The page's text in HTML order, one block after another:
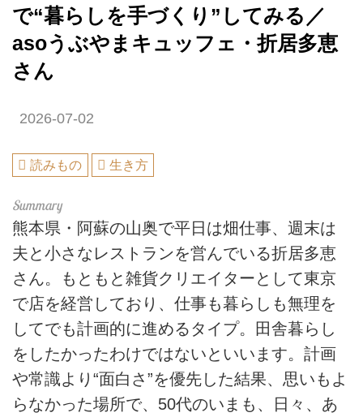
で“暮らしを手づくり”してみる／
asoうぶやまキュッフェ・折居多恵
さん
2026-07-02
読みもの 生き方
熊本県・阿蘇の山奥で平日は畑仕事、週末は
夫と小さなレストランを営んでいる折居多恵
さん。もともと雑貨クリエイターとして東京
で店を経営しており、仕事も暮らしも無理を
してでも計画的に進めるタイプ。田舎暮らし
をしたかったわけではないといいます。計画
や常識より“面白さ”を優先した結果、思いもよ
らなかった場所で、50代のいまも、日々、あ